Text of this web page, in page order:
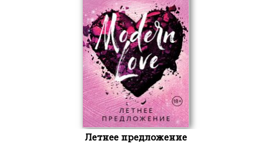
Летнее предложение